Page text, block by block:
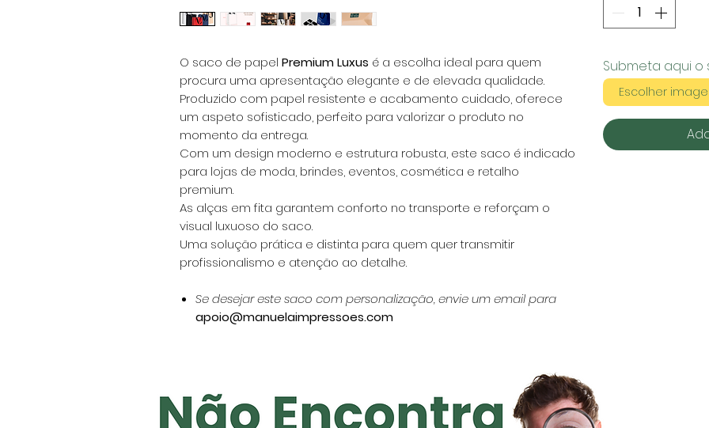
O saco de papel Premium Luxus é a escolha ideal para quem
procura uma apresentação elegante e de elevada qualidade.
Produzido com papel resistente e acabamento cuidado, oferece
um aspeto sofisticado, perfeito para valorizar o produto no
momento da entrega.
Com um design moderno e estrutura robusta, este saco é indicado
para lojas de moda, brindes, eventos, cosmética e retalho
premium.
As alças em fita garantem conforto no transporte e reforçam o
visual luxuoso do saco.
Uma solução prática e distinta para quem quer transmitir
profissionalismo e atenção ao detalhe.
Se desejar este saco com personalização, envie um email para
apoio@manuelaimpressoes.com
Submeta aqui o
Escolher